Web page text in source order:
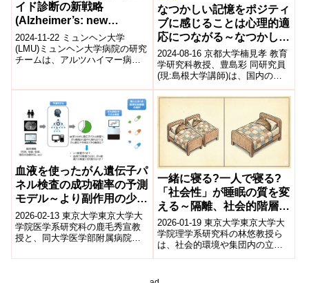
イド診断の新戦略
(Alzheimer’s: new
strategy for amyloid
diagnostics)
2024-11-22 ミュンヘン大学
(LMU)ミュンヘン大学病院の研究
チームは、アルツハイマー病の
のアミ...
なつかしい記憶をポジティ
ブに感じることは心理的適
応につながる～なつかしさ
傾向性と世代性・統合の関
連～
2024-08-16 京都大学楠見孝 教育
学研究科教授、豊島彩 同研究員
(現:島根大学講師)は、国内の成
人600名を対象に1年間のインタ
ーネット調査を実施し、な...
血液を使ったがん遺伝子パ
ネル検査の成功確率の予測
モデル～より副作用の少な
い治療をより多くの患者さ
んに届けるために～
2026-02-13 東京大学東京大学大
学院医学系研究科の鹿毛秀宣教
授と、同大学医学部附属病院の
ープは、日本全国の膵がん患者
一緒に寝る?一人で寝る?
「社会性」が睡眠の質を変
える～隔離、社会的階層、
系統がマウスの睡眠に及ぼ
す複合的影響を明らかに～
2026-01-19 東京大学東京大学大
学院理学系研究科の林悠教授ら
は、社会的環境や集団内の立
場、遺伝的背景が睡眠の質に与
らかにした...